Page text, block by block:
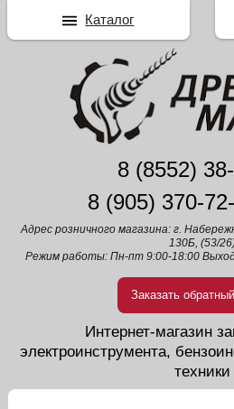
8 (8552)
8 (905) 370-
Адрес розничного магазина: г.
130Б, (53/
Режим работы: Пн-пт 9:00-18:00
Заказать
Интернет-магазин
электроинструмента,
техники
Каталог